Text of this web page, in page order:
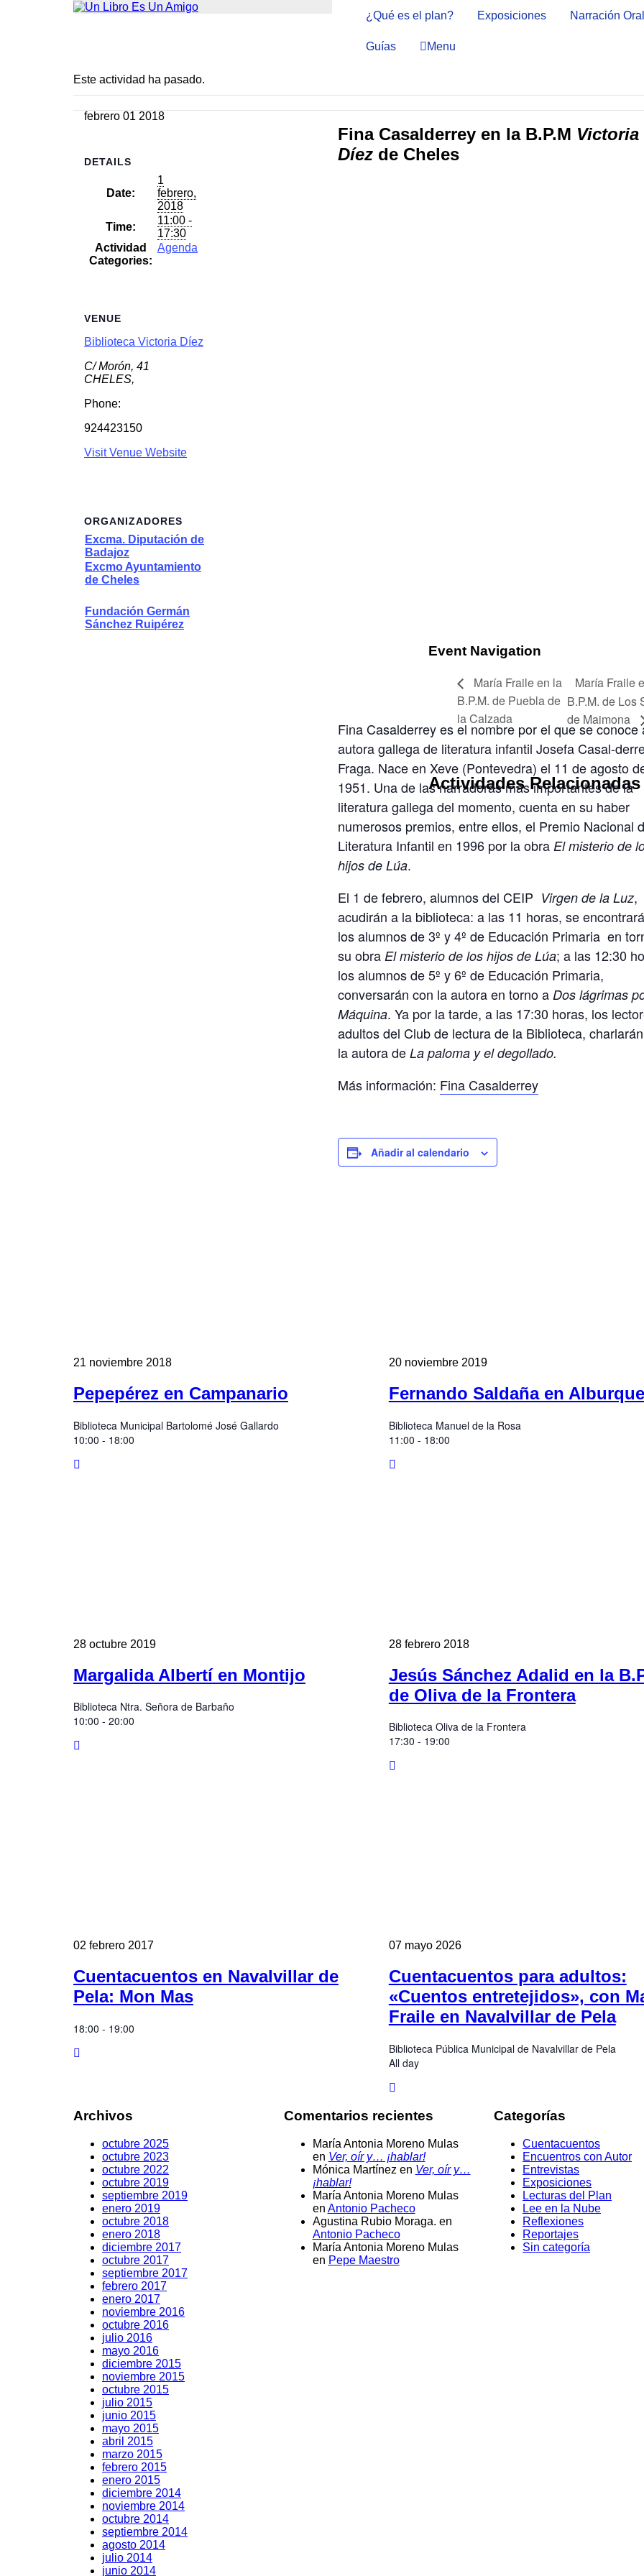
¿Qué es el plan? Exposiciones Narración Oral
Guías Menu
Este actividad ha pasado.
Fina Casalderrey en la B.P.M Victoria
Díez de Cheles
Fina Casalderrey es el nombre por el que se conoce
autora gallega de literatura infantil Josefa Casal-
Fraga. Nace en Xeve (Pontevedra) el 11 de agosto
1951. Una de las narradoras más importantes de la
literatura gallega del momento, cuenta en su haber
numerosos premios, entre ellos, el Premio Nacional
Literatura Infantil en 1996 por la obra El misterio de
hijos de Lúa.
El 1 de febrero, alumnos del CEIP Virgen de la Luz,
acudirán a la biblioteca: a las 11 horas, se
los alumnos de 3º y 4º de Educación Primaria en
su obra El misterio de los hijos de Lúa; a las 12:30
los alumnos de 5º y 6º de Educación Primaria,
conversarán con la autora en torno a Dos lágrimas
Máquina. Ya por la tarde, a las 17:30 horas, los
adultos del Club de lectura de la Biblioteca,
la autora deLa paloma y el degollado.
Más información: Fina Casalderrey
Añadir al calendario
febrero 01 2018
DETAILS
Date:
1
febrero,
2018
Time:
11:00 -
17:30
Actividad
Categories:
Agenda
VENUE
Biblioteca Victoria Díez
C/ Morón, 41
CHELES,
Phone:
924423150
Visit Venue Website
ORGANIZADORES
Excma. Diputación de
Badajoz
Excmo Ayuntamiento
de Cheles
Fundación Germán
Sánchez Ruipérez
Event Navigation
María Fraile en la
B.P.M. de Puebla de
la Calzada
María Fraile
B.P.M. de Los
de Maimona
Actividades Relacionadas
21 noviembre 2018
Pepepérez en Campanario
Biblioteca Municipal Bartolomé José Gallardo
10:00 - 18:00
20 noviembre 2019
Fernando Saldaña en
Biblioteca Manuel de la Rosa
11:00 - 18:00
28 octubre 2019
Margalida Albertí en Montijo
Biblioteca Ntra. Señora de Barbaño
10:00 - 20:00
28 febrero 2018
Jesús Sánchez Adalid en la
de Oliva de la Frontera
Biblioteca Oliva de la Frontera
17:30 - 19:00
02 febrero 2017
Cuentacuentos en Navalvillar de
Pela: Mon Mas
18:00 - 19:00
07 mayo 2026
Cuentacuentos para adultos:
«Cuentos entretejidos», con
Fraile en Navalvillar de Pela
Biblioteca Pública Municipal de Navalvillar de Pela
All day
Archivos
octubre 2025
octubre 2023
octubre 2022
octubre 2019
septiembre 2019
enero 2019
octubre 2018
enero 2018
diciembre 2017
octubre 2017
septiembre 2017
febrero 2017
enero 2017
noviembre 2016
octubre 2016
julio 2016
mayo 2016
diciembre 2015
noviembre 2015
octubre 2015
julio 2015
junio 2015
mayo 2015
abril 2015
marzo 2015
febrero 2015
enero 2015
diciembre 2014
noviembre 2014
octubre 2014
septiembre 2014
agosto 2014
julio 2014
junio 2014
Comentarios recientes
María Antonia Moreno Mulas
en Ver, oír y… ¡hablar!
Mónica Martínez en Ver, oír y…
¡hablar!
María Antonia Moreno Mulas
en Antonio Pacheco
Agustina Rubio Moraga. en
Antonio Pacheco
María Antonia Moreno Mulas
en Pepe Maestro
Categorías
Cuentacuentos
Encuentros con Autor
Entrevistas
Exposiciones
Lecturas del Plan
Lee en la Nube
Reflexiones
Reportajes
Sin categoría